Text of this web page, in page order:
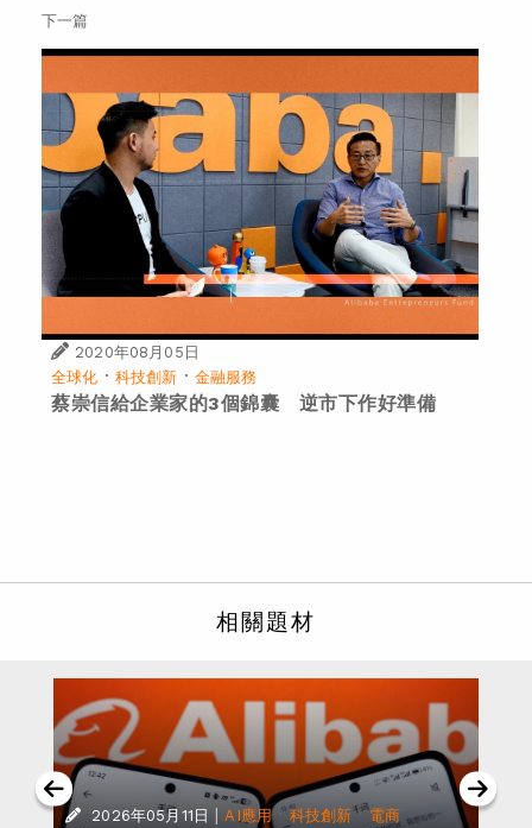
下一篇
2020年08月05日
全球化 · 科技創新 · 金融服務
蔡崇信給企業家的3個錦囊 逆市下作好準備
相關題材
2026年05月11日 | AI應用· 科技創新·電商